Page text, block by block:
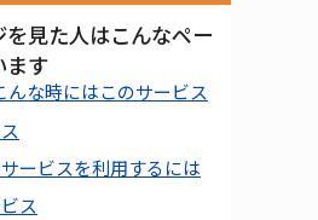
を見た人はこんなペー
ます
んな時にはこのサービス
ービスを利用するには
ス